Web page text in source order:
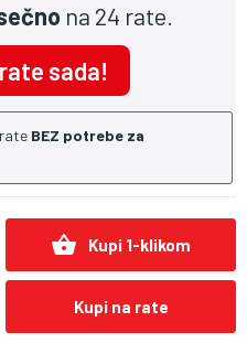
na 24 rate.
sada!
BEZ potrebe za
shopping_basket Kupi 1-klikom
Kupi na rate